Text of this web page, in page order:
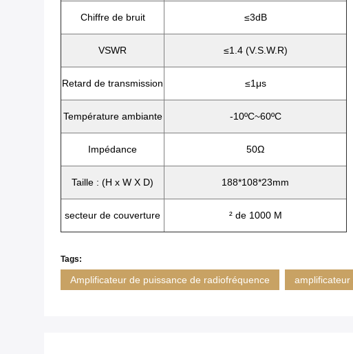
Chiffre de bruit ≤3dB
VSWR ≤1.4 (V.S.W.R)
Retard de transmission ≤1μs
Température ambiante -10ºC~60ºC
Impédance 50Ω
Taille : (H x W X D) 188*108*23mm
secteur de couverture ² de 1000 M
Tags:
Amplificateur de puissance de radiofréquence